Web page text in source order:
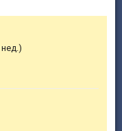
нед.)